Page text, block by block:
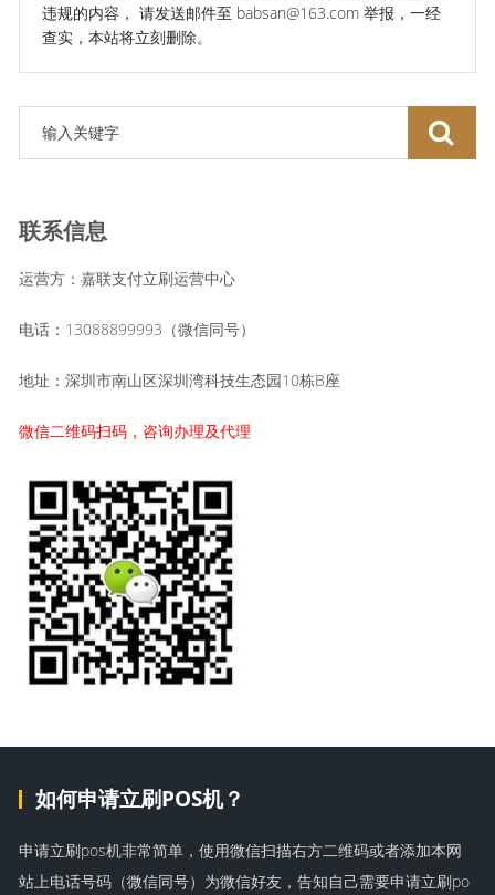
违规的内容， 请发送邮件至 babsan@163.com 举报，一经
查实，本站将立刻删除。
联系信息
运营方：嘉联支付立刷运营中心
电话：13088899993（微信同号）
地址：深圳市南山区深圳湾科技生态园10栋B座
微信二维码扫码，咨询办理及代理
如何申请立刷POS机？
申请立刷pos机非常简单，使用微信扫描右方二维码或者添加本网
站上电话号码（微信同号）为微信好友，告知自己需要申请立刷po